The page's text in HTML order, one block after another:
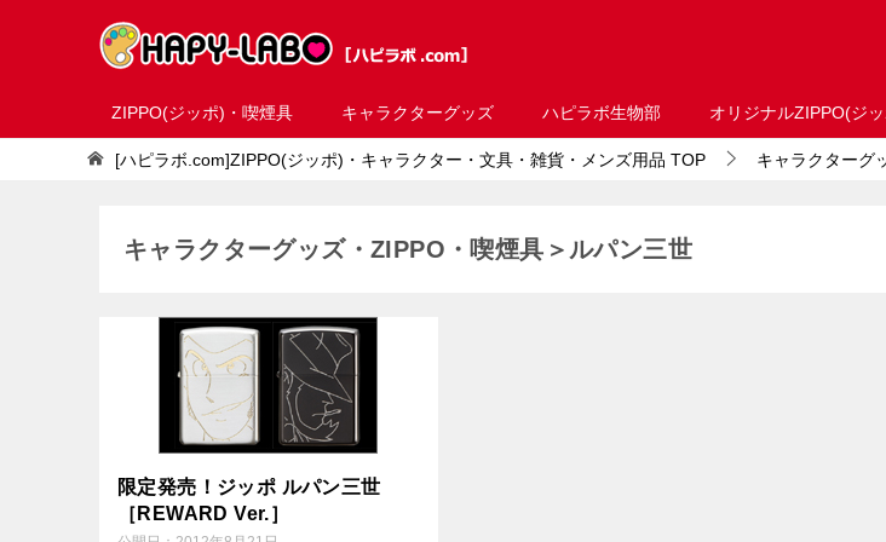
ZIPPO(ジッポ)・喫煙具 キャラクターグッズ ハピラボ生物部 オリジナルZIPPO(ジ
[ハピラボ.com]ZIPPO(ジッポ)・キャラクター・文具・雑貨・メンズ用品 TOP キャラクターグ
キャラクターグッズ・ZIPPO・喫煙具＞ルパン三世
限定発売！ジッポ ルパン三世
［REWARD Ver.］